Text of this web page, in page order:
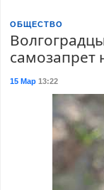
ОБЩЕСТВО
самозапрет
15 Мар13:22